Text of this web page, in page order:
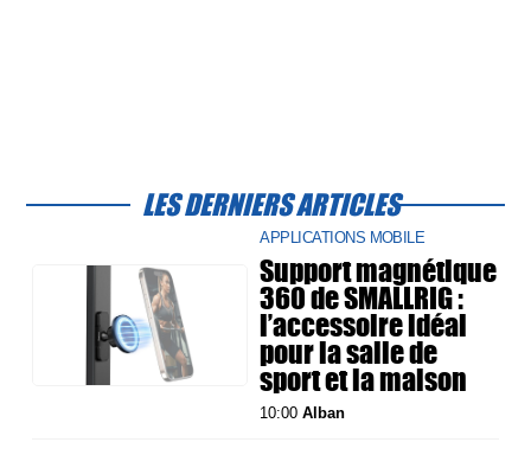
LES DERNIERS ARTICLES
APPLICATIONS MOBILE
Support magnétique
360 de SMALLRIG :
l’accessoire idéal
pour la salle de
sport et la maison
10:00Alban